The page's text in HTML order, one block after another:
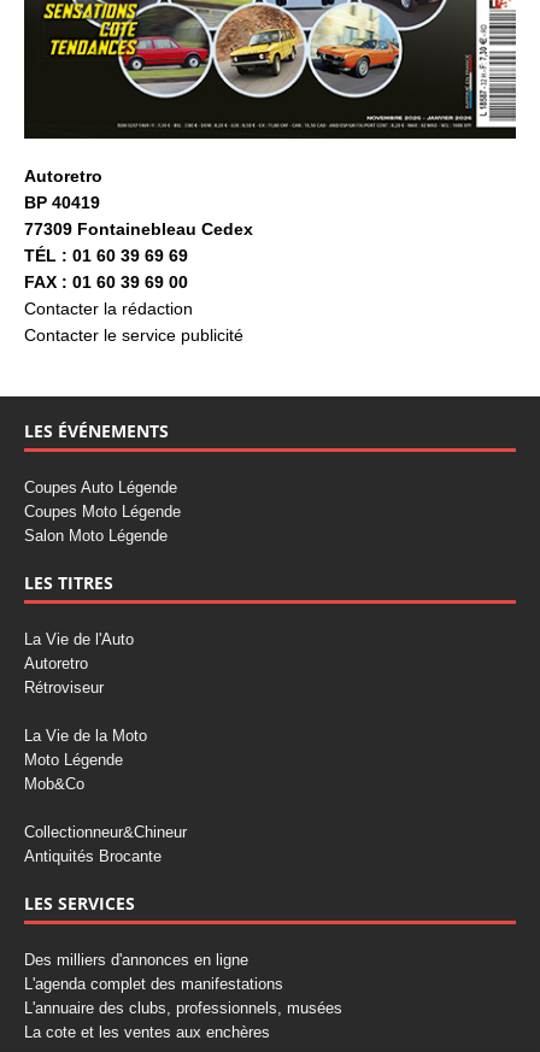
Autoretro
BP 40419
77309 Fontainebleau Cedex
TÉL : 01 60 39 69 69
FAX : 01 60 39 69 00
Contacter la rédaction
Contacter le service publicité
LES ÉVÉNEMENTS
Coupes Auto Légende
Coupes Moto Légende
Salon Moto Légende
LES TITRES
La Vie de l'Auto
Autoretro
Rétroviseur
La Vie de la Moto
Moto Légende
Mob&Co
Collectionneur&Chineur
Antiquités Brocante
LES SERVICES
Des milliers d'annonces en ligne
L'agenda complet des manifestations
L'annuaire des clubs, professionnels, musées
La cote et les ventes aux enchères